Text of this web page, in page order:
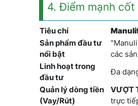
4. Điểm mạnh
Tiêu chí
Sản phẩm đầu tư
nổi bật
các
Linh hoạt trong
đầu tư
Đa
Quản lý dòng tiền
(Vay/Rút)
VƯỢT
trực